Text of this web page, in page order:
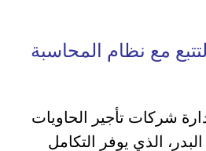
مع نظام المحاسبة
شركات تأجير الحاويات
الذي يوفر التكامل